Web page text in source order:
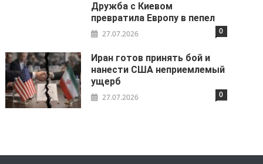
Дружба с Киевом
превратила Европу в пепел
27.07.2026 0
Иран готов принять бой и
нанести США неприемлемый
ущерб
27.07.2026 0